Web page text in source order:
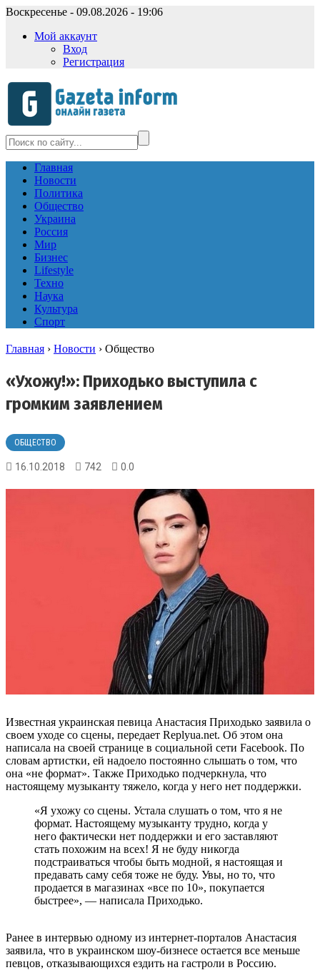
Воскресенье - 09.08.2026 - 19:06
Мой аккаунт
Вход
Регистрация
Главная
Новости
Политика
Общество
Украина
Россия
Мир
Бизнес
Lifestyle
Техно
Наука
Культура
Спорт
Главная › Новости › Общество
«Ухожу!»: Приходько выступила с
громким заявлением
ОБЩЕСТВО
16.10.2018 742 0.0
Известная украинская певица Анастасия Приходько заявила о
своем уходе со сцены, передает Replyua.net. Об этом она
написала на своей странице в социальной сети Facebook. По
словам артистки, ей надоело постоянно слышать о том, что
она «не формат». Также Приходько подчеркнула, что
настоящему музыканту тяжело, когда у него нет поддержки.
«Я ухожу со сцены. Устала слушать о том, что я не
формат. Настоящему музыканту трудно, когда у
него фактически нет поддержки и его заставляют
стать похожим на всех! Я не буду никогда
подстраиваться чтобы быть модной, я настоящая и
предавать саму себя тоже не буду. Увы, но то, что
продается в магазинах «все по 10», покупается
быстрее», — написала Приходько.
Ранее в интервью одному из интернет-порталов Анастасия
заявила, что в украинском шоу-бизнесе остается все меньше
певцов, отказывающихся ездить на гастроли в Россию.